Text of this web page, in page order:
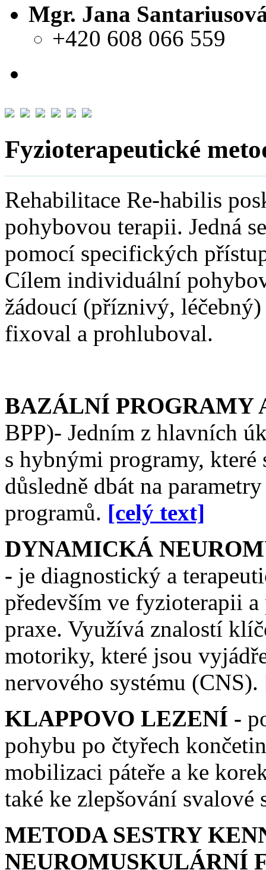
Mgr. Jana
+420 608 066 559
Fyzioterapeutické
Rehabilitace Re-habilis
pohybovou terapii. Jedná
pomocí specifických
Cílem individuální
žádoucí (příznivý,
fixoval a prohluboval.
BAZÁLNÍ PROGRAMY
BPP)- Jedním z hlavních
s hybnými programy,
důsledně dbát na
programů. [celý text]
DYNAMICKÁ
- je diagnostický a
především ve fyzioterapii
praxe. Využívá znalostí
motoriky, které jsou
nervového systému (CNS).
KLAPPOVO LEZENÍ -
pohybu po čtyřech
mobilizaci páteře a ke
také ke zlepšování
METODA SESTRY
NEUROMUSKULÁRNÍ